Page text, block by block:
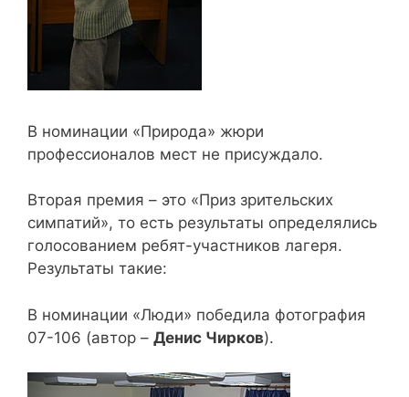
В номинации «Природа» жюри
профессионалов мест не присуждало.
Вторая премия – это «Приз зрительских
симпатий», то есть результаты определялись
голосованием ребят-участников лагеря.
Результаты такие:
В номинации «Люди» победила фотография
07-106 (автор – Денис Чирков).